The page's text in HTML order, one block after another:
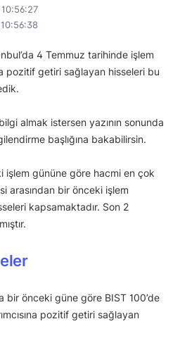
10:56:27
10:56:38
4 Temmuz tarihinde işlem
pozitif getiri sağlayan hisseleri bu
almak istersen yazının sonunda
başlığına bakabilirsin.
işlem gününe göre hacmi en çok
arasından bir önceki işlem
kapsamaktadır. Son 2
bir önceki güne göre BIST 100’de
pozitif getiri sağlayan